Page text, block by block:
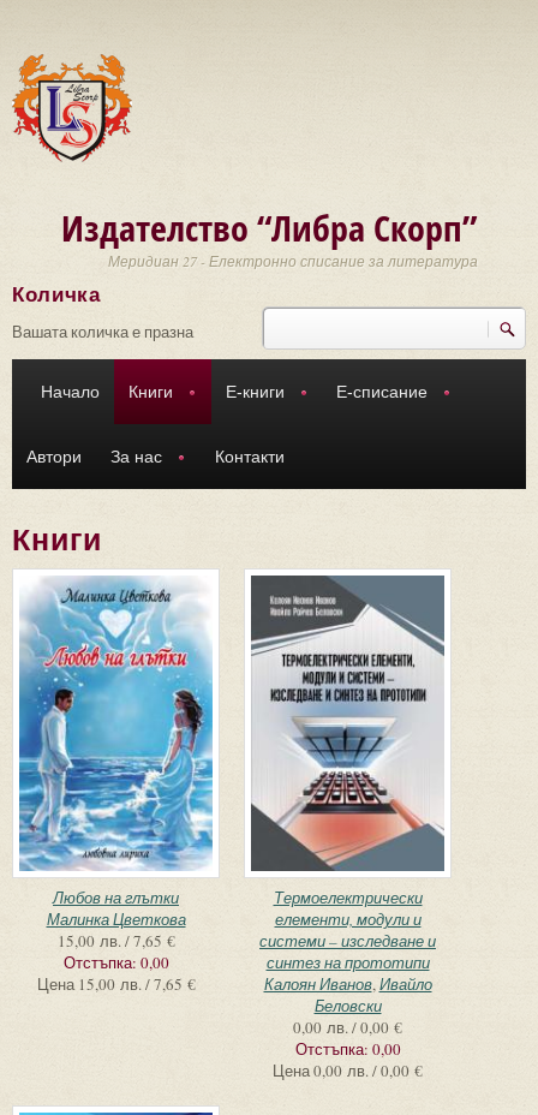
Издателство “Либра Скорп”
Меридиан 27 - Електронно списание за литература
Търси
Количка
Вашата количка е празна
Начало Книги Е-книги Е-списание
Автори За нас Контакти
Книги
Любов на глътки
Малинка Цветкова
15,00 лв. / 7,65 €
Отстъпка: 0,00
Цена 15,00 лв. / 7,65 €
Термоелектрически
елементи, модули и
системи – изследване и
синтез на прототипи
Калоян Иванов,Ивайло
Беловски
0,00 лв. / 0,00 €
Отстъпка: 0,00
Цена0,00 лв. / 0,00 €
Страници